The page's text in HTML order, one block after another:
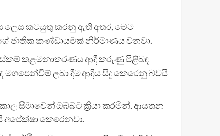
ලෙස කටයුතු කරනු ඇති අතර, මෙම
ජාතික කණ්ඩායමක් නිර්මාණය වනවා.
කළමනාකරණය ආදී කරුණු පිළිබඳ
මගපෙන්වීම් ලබා දීම ආදිය සිදු කෙරෙනු බවයි
සීමාවෙන් ඔබ්බට ක්‍රියා කරමින්, ආයතන
අපේක්ෂා කෙරෙනවා.